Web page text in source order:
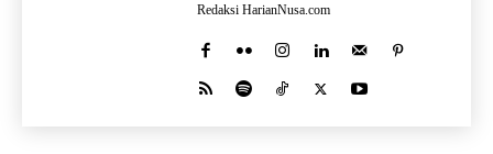
Redaksi HarianNusa.com